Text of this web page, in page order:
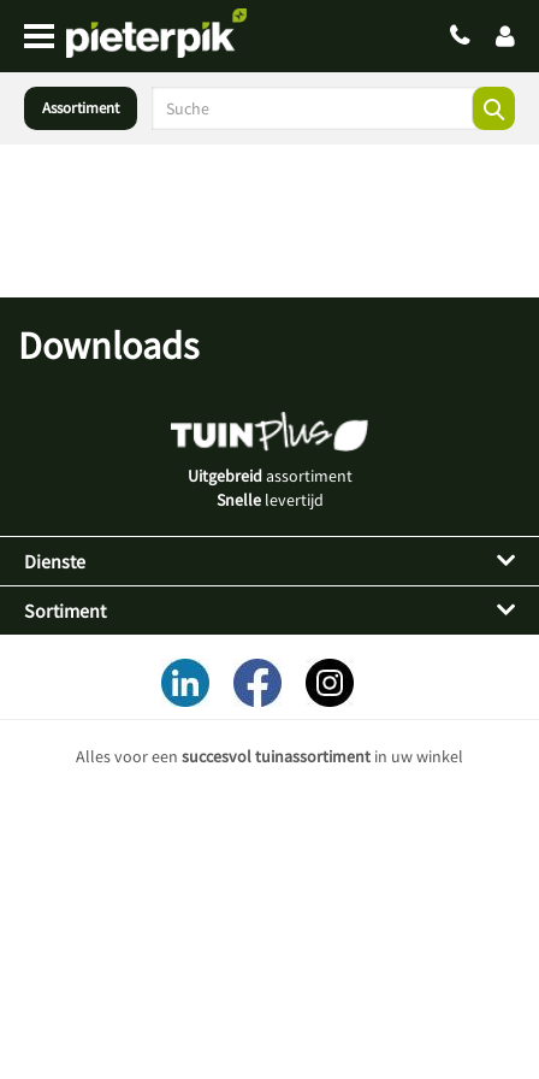
Assortiment
Downloads
Uitgebreidassortiment
Snellelevertijd
Dienste
Sortiment
Alles voor een succesvol tuinassortiment in uw winkel